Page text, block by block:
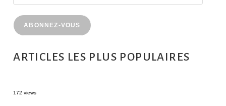
ABONNEZ-VOUS
ARTICLES LES PLUS POPULAIRES
172 views